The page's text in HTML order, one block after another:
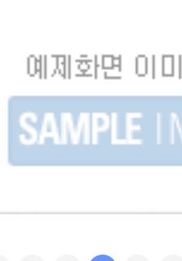
LifeUs
[2022] 라이프어스 인-스틱 X